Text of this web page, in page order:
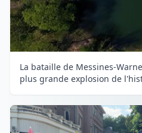
La bataille de Messines-
plus grande explosion de